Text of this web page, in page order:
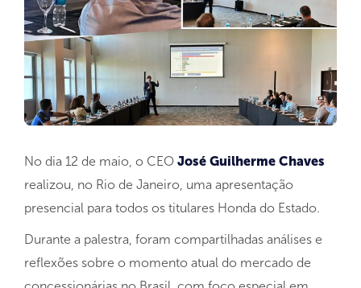
No dia 12 de maio, o CEO José Guilherme Chaves
realizou, no Rio de Janeiro, uma apresentação
presencial para todos os titulares Honda do Estado.
Durante a palestra, foram compartilhadas análises e
reflexões sobre o momento atual do mercado de